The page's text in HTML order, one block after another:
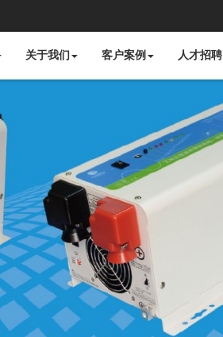
关于我们 客户案例 人才招聘